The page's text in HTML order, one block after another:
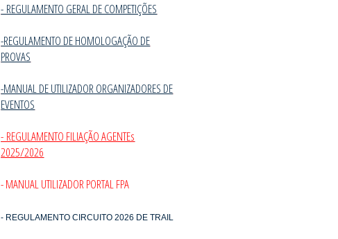
- REGULAMENTO GERAL DE COMPETIÇÕES
-REGULAMENTO DE HOMOLOGAÇÃO DE
PROVAS
-MANUAL DE UTILIZADOR ORGANIZADORES DE
EVENTOS
- REGULAMENTO FILIAÇÃO AGENTEs
2025/2026
- MANUAL UTILIZADOR PORTAL FPA
- REGULAMENTO CIRCUITO 2026 DE TRAIL